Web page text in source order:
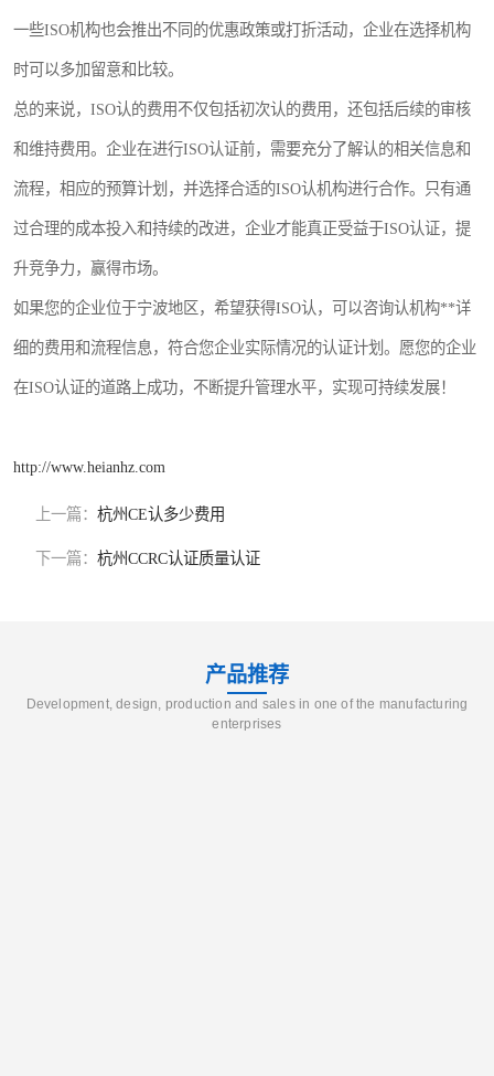
一些ISO机构也会推出不同的优惠政策或打折活动，企业在选择机构
时可以多加留意和比较。
总的来说，ISO认的费用不仅包括初次认的费用，还包括后续的审核
和维持费用。企业在进行ISO认证前，需要充分了解认的相关信息和
流程，相应的预算计划，并选择合适的ISO认机构进行合作。只有通
过合理的成本投入和持续的改进，企业才能真正受益于ISO认证，提
升竞争力，赢得市场。
如果您的企业位于宁波地区，希望获得ISO认，可以咨询认机构**详
细的费用和流程信息，符合您企业实际情况的认证计划。愿您的企业
在ISO认证的道路上成功，不断提升管理水平，实现可持续发展！
http://www.heianhz.com
上一篇： 杭州CE认多少费用
下一篇： 杭州CCRC认证质量认证
产品推荐
Development, design, production and sales in one of the manufacturing
enterprises